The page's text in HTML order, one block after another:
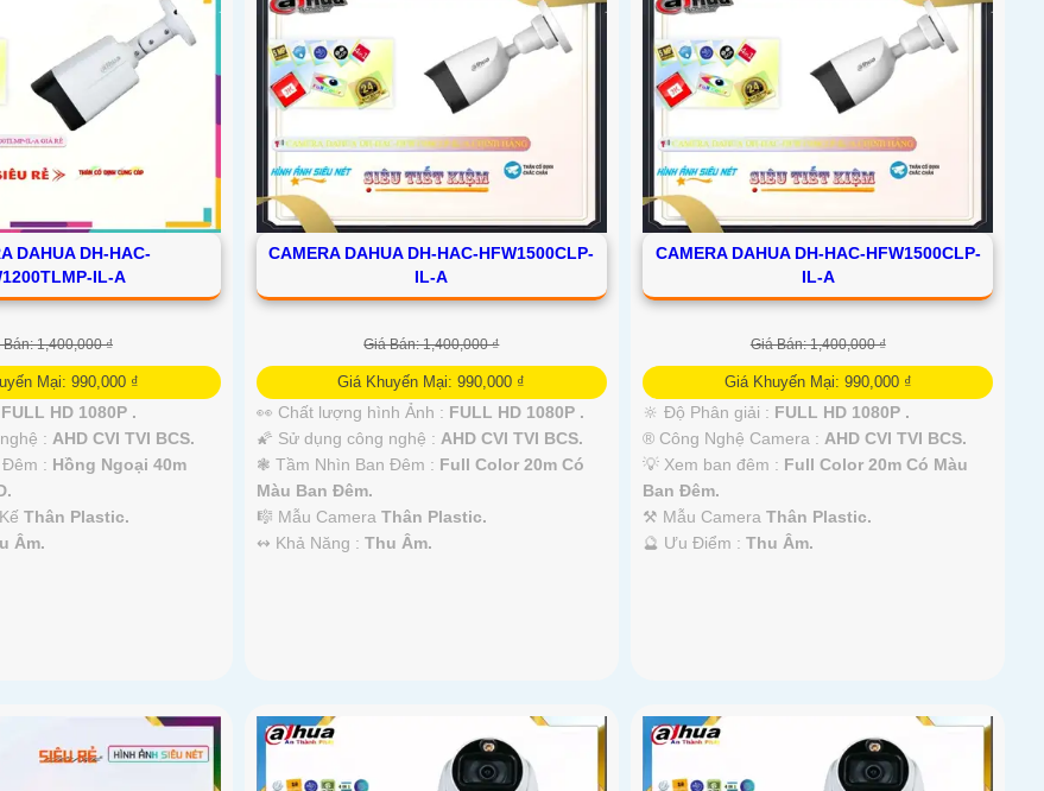
DAHUA DH-HAC-
IL-A
Bán: 1,400,000 ₫
Mại: 990,000 ₫
FULL HD 1080P .
: AHD CVI TVI BCS.
: Hồng Ngoại 40m
Thân Plastic.
Âm.
CAMERA DAHUA DH-HAC-HFW1500CLP-
IL-A
Giá Bán: 1,400,000 ₫
Giá Khuyến Mại: 990,000 ₫
👀 Chất lượng hình Ảnh : FULL HD 1080P .
🌠 Sử dụng công nghệ : AHD CVI TVI BCS.
❃ Tầm Nhìn Ban Đêm : Full Color 20m Có
Màu Ban Đêm.
🎼️ Mẫu Camera Thân Plastic.
️↭ Khả Năng : Thu Âm.
CAMERA DAHUA DH-HAC-HFW1500CLP-
IL-A
Giá Bán: 1,400,000 ₫
Giá Khuyến Mại: 990,000 ₫
🔆 Độ Phân giải : FULL HD 1080P .
®️ Công Nghệ Camera : AHD CVI TVI BCS.
💡 Xem ban đêm : Full Color 20m Có Màu
Ban Đêm.
⚒ Mẫu CameraThân Plastic.
️🔮 Ưu Điểm :Thu Âm.